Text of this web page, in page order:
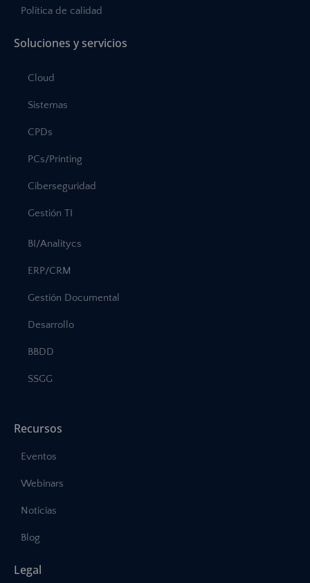
Política de calidad
Soluciones y servicios
Cloud
Sistemas
CPDs
PCs/Printing
Ciberseguridad
Gestión TI
BI/Analitycs
ERP/CRM
Gestión Documental
Desarrollo
BBDD
SSGG
Recursos
Eventos
Webinars
Noticias
Blog
Legal